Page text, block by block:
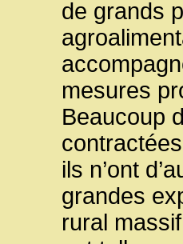
de grands
mesures
Beaucoup
ils n’ont
grandes
rural